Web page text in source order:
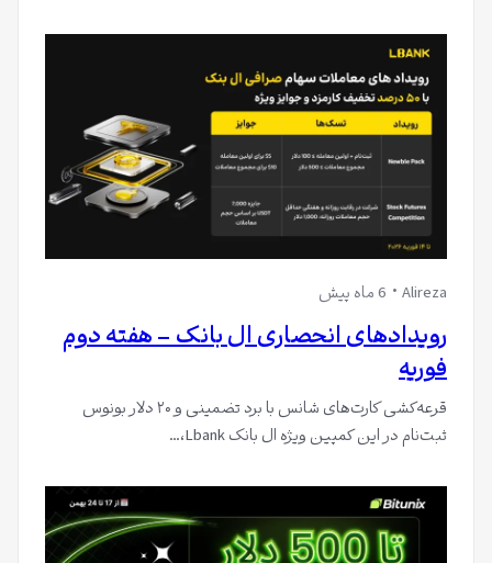
Alireza 6 ماه پیش
رویدادهای انحصاری ال بانک – هفته دوم
فوریه
قرعه‌کشی کارت‌های شانس با برد تضمینی و ۲۰ دلار بونوس
ثبت‌نام در این کمپین ویژه ال بانک Lbank،…